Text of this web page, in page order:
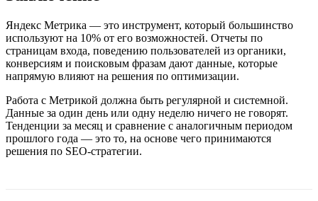
Яндекс Метрика — это инструмент, который большинство
используют на 10% от его возможностей. Отчеты по
страницам входа, поведению пользователей из органики,
конверсиям и поисковым фразам дают данные, которые
напрямую влияют на решения по оптимизации.
Работа с Метрикой должна быть регулярной и системной.
Данные за один день или одну неделю ничего не говорят.
Тенденции за месяц и сравнение с аналогичным периодом
прошлого года — это то, на основе чего принимаются
решения по SEO-стратегии.